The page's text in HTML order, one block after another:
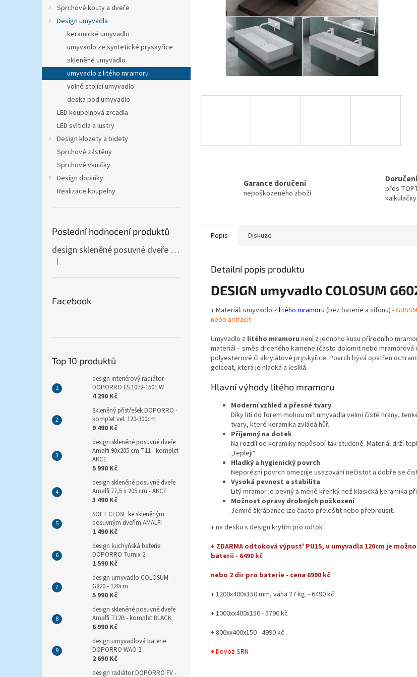
Sprchové kouty a dveře
Design umyvadla
keramické umyvadlo
umyvadlo ze syntetické pryskyřice
skleněné umyvadlo
umyvadlo z litého mramoru
volně stojící umyvadlo
deska pod umyvadlo
LED koupelnová zrcadla
LED svítidla a lustry
Design klozety a bidety
Sprchové zástěny
Sprchové vaničky
Design doplňky
Realizace koupelny
Poslední hodnocení produktů
design skleněné posuvné dveře Amalfi 90x205 cm T12 - komplet AKCE
Hodnocení produktu je 5 z 5 hvězdiček.
|
Facebook
Top 10 produktů
design interiérový radiátor
DOPORRO FS 1072-1501 W
4 290 Kč
Skleněný přístřešek DOPORRO -
komplet vel. 120-300cm
9 490 Kč
design skleněné posuvné dveře
Amalfi 90x205 cm T11 - komplet
AKCE
5 990 Kč
design skleněné posuvné dveře
Amalfi 77,5 x 205 cm - AKCE
3 490 Kč
SOFT CLOSE ke skleněným
posuvným dveřím AMALFI
1 490 Kč
design kuchyňská baterie
DOPORRO Turnix 2
1 590 Kč
design umyvadlo COLOSUM
G820 - 120cm
5 990 Kč
design skleněné posuvné dveře
Amalfi T12B - komplet BLACK
6 990 Kč
design umyvadlová baterie
DOPORRO WAO 2
2 690 Kč
design radiátor DOPORRO FV -
Garance doručení
nepoškozeného zboží
přes
Popis Diskuze
Detailní popis produktu
DESIGN umyvadlo COLOSUM
+ Materiál: umyvadlo z litého mramoru (bez baterie a sifonu) -
nebo antracit
Umyvadlo z litého mramoru není z jednoho kusu přírodního
materiál – směs drceného kamene (často dolomit nebo mramorová
polyesterové či akrylátové pryskyřice. Povrch bývá opatřen
gelcoat, která je hladká a lesklá.
Hlavní výhody litého mramoru
Moderní vzhled a přesné tvary
Díky lití do forem mohou mít umyvadla velmi čisté hrany,
tvary, které keramika zvládá hůř.
Příjemný na dotek
Na rozdíl od keramiky nepůsobí tak studeně. Materiál drží
„tepleji“.
Hladký a hygienický povrch
Neporézní povrch omezuje usazování nečistot a dobře se
Vysoká pevnost a stabilita
Litý mramor je pevný a méně křehký než klasická keramika
Možnost opravy drobných poškození
Jemné škrábance lze často přeleštit nebo přebrousit.
+ na desku s design krytím pro odtok
+ ZDARMA odtoková výpust' PU15, u umyvadla 120cm je
baterii - 6490 kč
nebo 2 dir pro baterie - cena 6990 kč
+ 1200x400x150 mm, váha 27 kg - 6490 kč
+ 1000xx400x150 - 5790 kč
+ 800xx400x150 - 4990 kč
+ Dovoz SRN